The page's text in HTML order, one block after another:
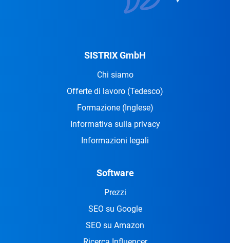
SISTRIX GmbH
Chi siamo
Offerte di lavoro (Tedesco)
Formazione (Inglese)
Informativa sulla privacy
Informazioni legali
Software
Prezzi
SEO su Google
SEO su Amazon